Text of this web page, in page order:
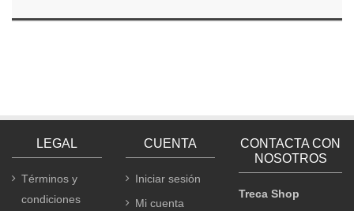
LEGAL
Términos y
condiciones
CUENTA
Iniciar sesión
Mi cuenta
CONTACTA CON
NOSOTROS
Treca Shop